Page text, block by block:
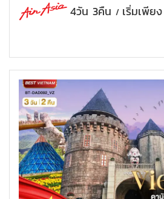
4วัน 3คืน / เริ่มเพียง